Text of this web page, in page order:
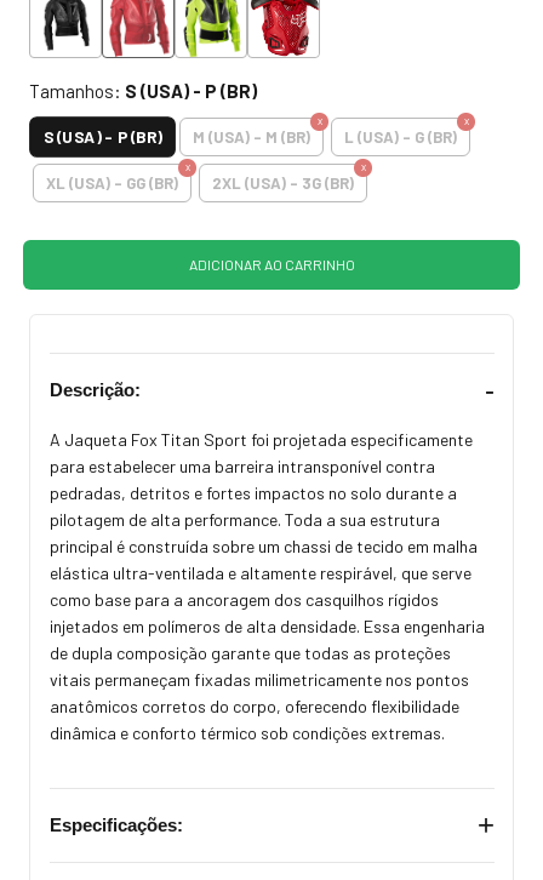
Tamanhos: S (USA) - P (BR)
S (USA) - P (BR) M (USA) - M (BR) L (USA) - G (BR)
XL (USA) - GG (BR) 2XL (USA) - 3G (BR)
Cor:Vermelho
Linha:Unissex
Unissex
Descrição: -
A Jaqueta Fox Titan Sport foi projetada especificamente
para estabelecer uma barreira intransponível contra
pedradas, detritos e fortes impactos no solo durante a
pilotagem de alta performance. Toda a sua estrutura
principal é construída sobre um chassi de tecido em malha
elástica ultra-ventilada e altamente respirável, que serve
como base para a ancoragem dos casquilhos rígidos
injetados em polímeros de alta densidade. Essa engenharia
de dupla composição garante que todas as proteções
vitais permaneçam fixadas milimetricamente nos pontos
anatômicos corretos do corpo, oferecendo flexibilidade
dinâmica e conforto térmico sob condições extremas.
Especificações: +